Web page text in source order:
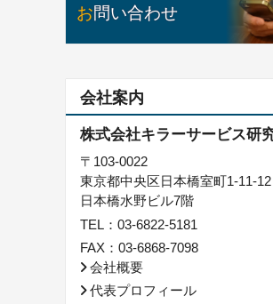
お問い合わせ
会社案内
株式会社キラーサービス研
〒103-0022
東京都中央区日本橋室町1-11-12
日本橋水野ビル7階
TEL： 03-6822-5181
FAX：03-6868-7098
会社概要
代表プロフィール